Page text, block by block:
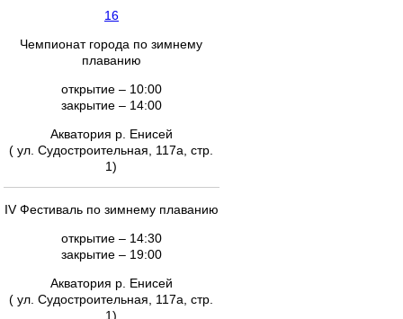
16
Чемпионат города по зимнему
плаванию
открытие – 10:00
закрытие – 14:00
Акватория р. Енисей
( ул. Судостроительная, 117а, стр.
1)
IV Фестиваль по зимнему плаванию
открытие – 14:30
закрытие – 19:00
Акватория р. Енисей
( ул. Судостроительная, 117а, стр.
1)